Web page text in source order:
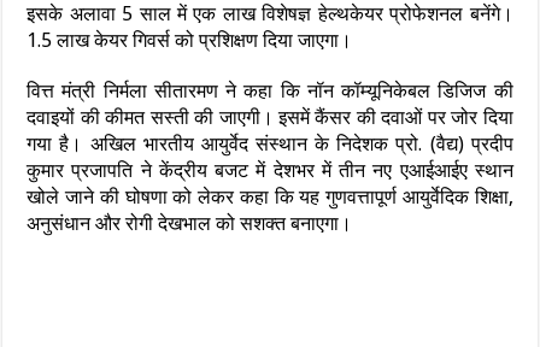
इसके अलावा 5 साल में एक लाख विशेषज्ञ हेल्थकेयर प्रोफेशनल बनेंगे।
1.5 लाख केयर गिवर्स को प्रशिक्षण दिया जाएगा।
वित्त मंत्री निर्मला सीतारमण ने कहा कि नॉन कॉम्यूनिकेबल डिजिज की
दवाइयों की कीमत सस्ती की जाएगी। इसमें कैंसर की दवाओं पर जोर दिया
गया है। अखिल भारतीय आयुर्वेद संस्थान के निदेशक प्रो. (वैद्य) प्रदीप
कुमार प्रजापति ने केंद्रीय बजट में देशभर में तीन नए एआईआईए स्थान
खोले जाने की घोषणा को लेकर कहा कि यह गुणवत्तापूर्ण आयुर्वेदिक शिक्षा,
अनुसंधान और रोगी देखभाल को सशक्त बनाएगा।